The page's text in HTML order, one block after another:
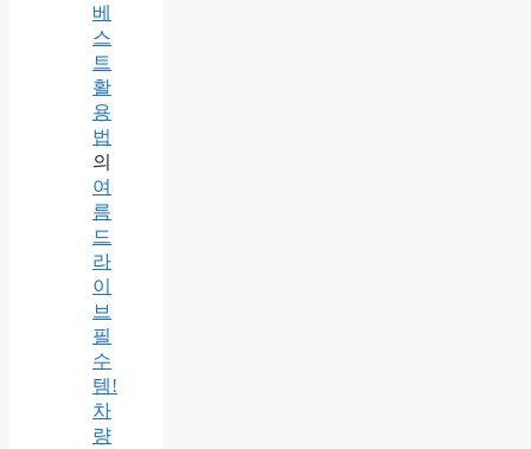
베
스
트
활
용
법
의
여
름
드
라
이
브
필
수
템!
차
량